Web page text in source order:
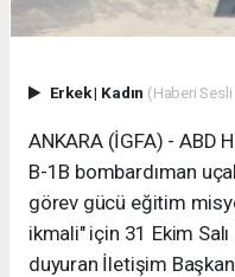
Erkek| Kadın (Haberi
ANKARA (İGFA) - ABD
B-1B bombardıman
görev gücü eğitim
ikmali" için 31 Ekim
duyuran İletişim